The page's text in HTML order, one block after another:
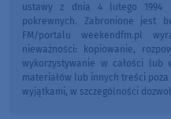
ustawy z dnia 4 lutego
pokrewnych. Zabronione jest
FM/portalu weekendfm.pl
nieważności: kopiowanie,
wykorzystywanie w całości lub
materiałów lub innych treści
wyjątkami, w szczególności